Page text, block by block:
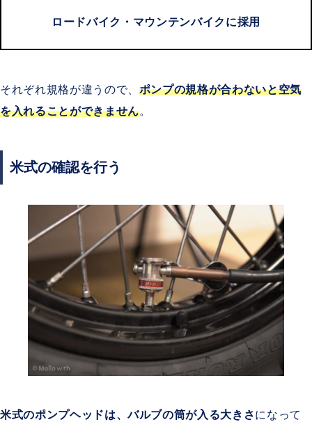
ロードバイク・マウンテンバイクに採用
それぞれ規格が違うので、 ポンプの規格が合わないと空気
を入れることができません。
米式の確認を行う
米式のポンプヘッドは、バルブの筒が入る大きさになって